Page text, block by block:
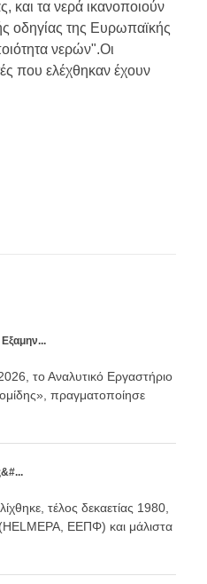
και τα νερά ικανοποιούν
οδηγίας της Ευρωπαϊκής
νερών".Οι
που ελέχθηκαν έχουν
το Αναλυτικό Εργαστήριο
πραγματοποίησε
τέλος δεκαετίας 1980,
ΕΕΠΦ) και μάλιστα